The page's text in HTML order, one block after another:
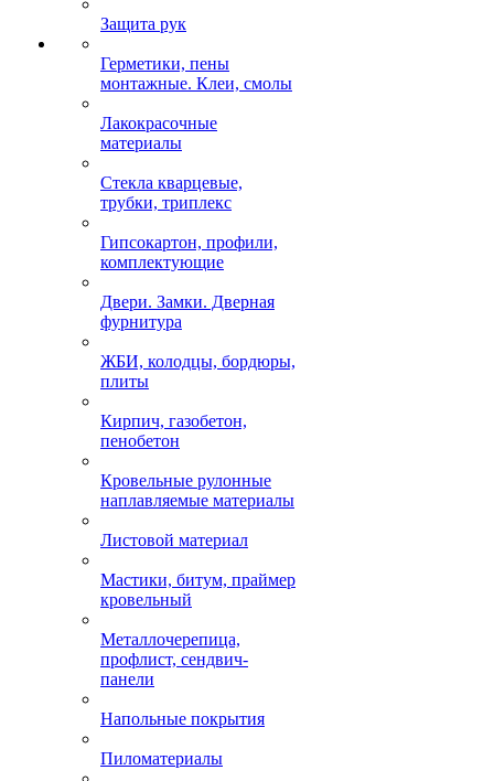
Защита рук
Герметики, пены
монтажные. Клеи, смолы
Лакокрасочные
материалы
Стекла кварцевые,
трубки, триплекс
Гипсокартон, профили,
комплектующие
Двери. Замки. Дверная
фурнитура
ЖБИ, колодцы, бордюры,
плиты
Кирпич, газобетон,
пенобетон
Кровельные рулонные
наплавляемые материалы
Листовой материал
Мастики, битум, праймер
кровельный
Металлочерепица,
профлист, сендвич-
панели
Напольные покрытия
Пиломатериалы